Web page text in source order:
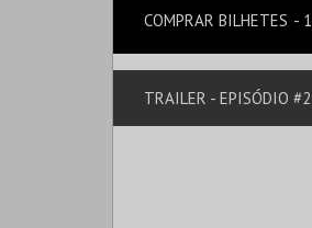
COMPRAR BILHETES 1
TRAILER - EPISÓDIO #2